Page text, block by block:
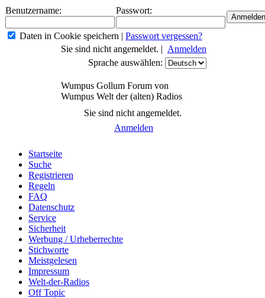
Benutzername: Passwort:
Daten in Cookie speichern | Passwort vergessen?
Sie sind nicht angemeldet. | Anmelden
Sprache auswählen:
Wumpus Gollum Forum von
Wumpus Welt der (alten) Radios
Sie sind nicht angemeldet.
Anmelden
Startseite
Suche
Registrieren
Regeln
FAQ
Datenschutz
Service
Sicherheit
Werbung / Urheberrechte
Stichworte
Meistgelesen
Impressum
Welt-der-Radios
Off Topic